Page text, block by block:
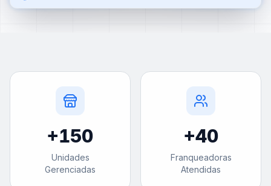
+150
Unidades
Gerenciadas
+40
Franqueadoras
Atendidas